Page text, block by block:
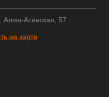
Алма-Атинская, 57
на карте